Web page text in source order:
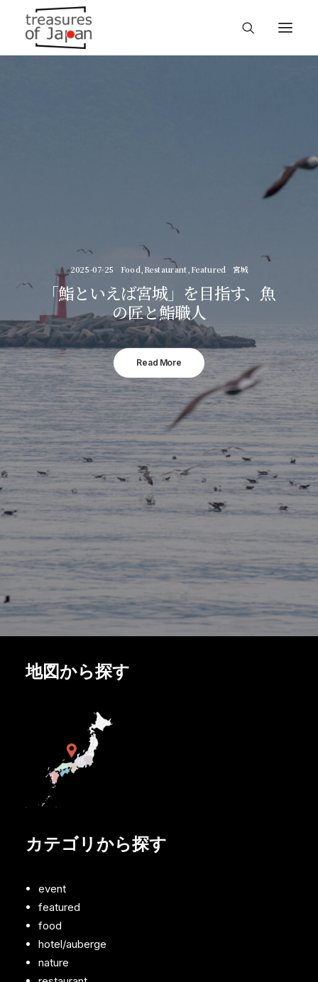
2025-07-25 Food Restaurant Featured 宮城
「鮨といえば宮城」を目指す、魚
の匠と鮨職人
Read More
地図から探す
カテゴリから探す
event
featured
food
hotel/auberge
nature